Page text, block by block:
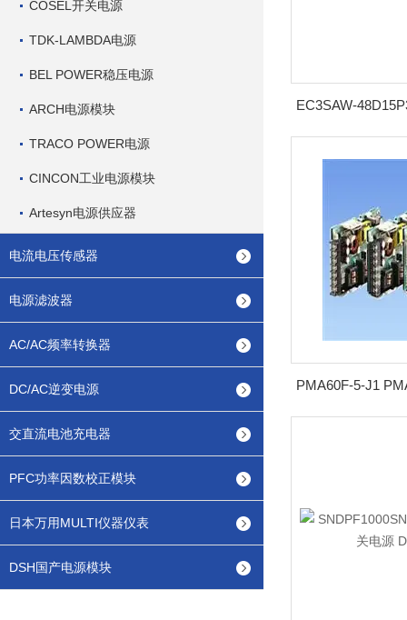
COSEL开关电源
TDK-LAMBDA电源
BEL POWER稳压电源
ARCH电源模块
TRACO POWER电源
CINCON工业电源模块
Artesyn电源供应器
电流电压传感器
电源滤波器
AC/AC频率转换器
DC/AC逆变电源
交直流电池充电器
PFC功率因数校正模块
日本万用MULTI仪器仪表
DSH国产电源模块